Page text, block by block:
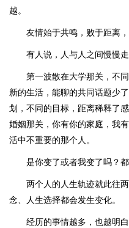
越。
友情始于共鸣，败于距离，
有人说，人与人之间慢慢
第一波散在大学那关，不
新的生活，能聊的共同话题少
划，不同的目标，距离稀释了
婚姻那关，你有你的家庭，我
活中不重要的那个人。
是你变了或者我变了吗？都
两个人的人生轨迹就此往
念、人生选择都会发生变化。
经历的事情越多，也越明